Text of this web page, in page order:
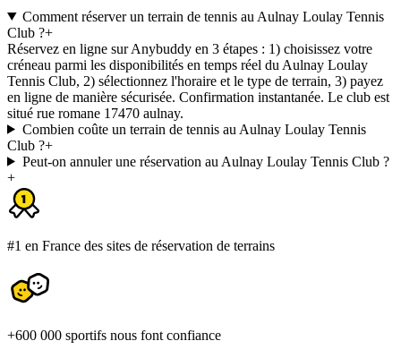
Comment réserver un terrain de tennis au Aulnay Loulay Tennis
Club ?+
Réservez en ligne sur Anybuddy en 3 étapes : 1) choisissez votre
créneau parmi les disponibilités en temps réel du Aulnay Loulay
Tennis Club, 2) sélectionnez l'horaire et le type de terrain, 3) payez
en ligne de manière sécurisée. Confirmation instantanée. Le club est
situé rue romane 17470 aulnay.
Combien coûte un terrain de tennis au Aulnay Loulay Tennis
Club ?+
Peut-on annuler une réservation au Aulnay Loulay Tennis Club ?
+
#1 en France des sites de réservation de terrains
+600 000 sportifs nous font confiance